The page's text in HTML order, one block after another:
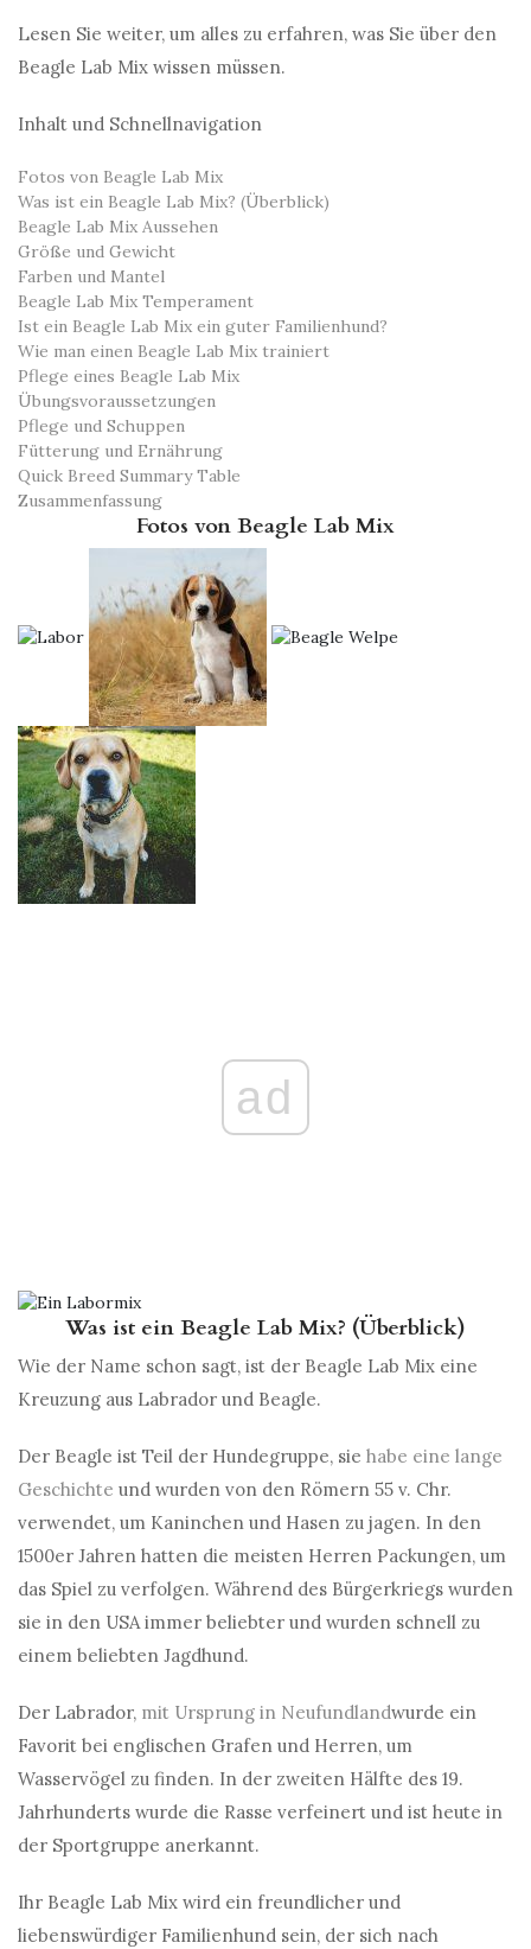
Lesen Sie weiter, um alles zu erfahren, was Sie über den
Beagle Lab Mix wissen müssen.
Inhalt und Schnellnavigation
Fotos von Beagle Lab Mix
Was ist ein Beagle Lab Mix? (Überblick)
Beagle Lab Mix Aussehen
Größe und Gewicht
Farben und Mantel
Beagle Lab Mix Temperament
Ist ein Beagle Lab Mix ein guter Familienhund?
Wie man einen Beagle Lab Mix trainiert
Pflege eines Beagle Lab Mix
Übungsvoraussetzungen
Pflege und Schuppen
Fütterung und Ernährung
Quick Breed Summary Table
Zusammenfassung
Fotos von Beagle Lab Mix
ad
Was ist ein Beagle Lab Mix? (Überblick)
Wie der Name schon sagt, ist der Beagle Lab Mix eine
Kreuzung aus Labrador und Beagle.
Der Beagle ist Teil der Hundegruppe, sie habe eine lange
Geschichte und wurden von den Römern 55 v. Chr.
verwendet, um Kaninchen und Hasen zu jagen. In den
1500er Jahren hatten die meisten Herren Packungen, um
das Spiel zu verfolgen. Während des Bürgerkriegs wurden
sie in den USA immer beliebter und wurden schnell zu
einem beliebten Jagdhund.
Der Labrador, mit Ursprung in Neufundlandwurde ein
Favorit bei englischen Grafen und Herren, um
Wasservögel zu finden. In der zweiten Hälfte des 19.
Jahrhunderts wurde die Rasse verfeinert und ist heute in
der Sportgruppe anerkannt.
Ihr Beagle Lab Mix wird ein freundlicher und
liebenswürdiger Familienhund sein, der sich nach